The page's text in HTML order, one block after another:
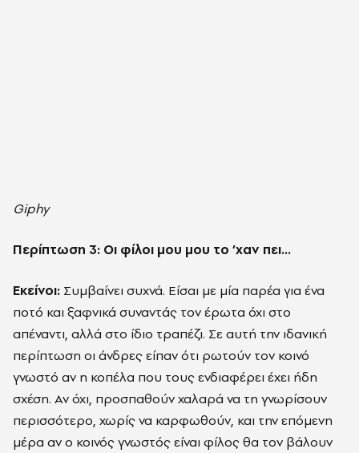
Giphy
Περίπτωση 3: Οι φίλοι μου μου το ’χαν πει…
Εκείνοι: Συμβαίνει συχνά. Είσαι με μία παρέα για ένα
ποτό και ξαφνικά συναντάς τον έρωτα όχι στο
απέναντι, αλλά στο ίδιο τραπέζι. Σε αυτή την ιδανική
περίπτωση οι άνδρες είπαν ότι ρωτούν τον κοινό
γνωστό αν η κοπέλα που τους ενδιαφέρει έχει ήδη
σχέση. Αν όχι, προσπαθούν χαλαρά να τη γνωρίσουν
περισσότερο, χωρίς να καρφωθούν, και την επόμενη
μέρα αν ο κοινός γνωστός είναι φίλος θα τον βάλουν